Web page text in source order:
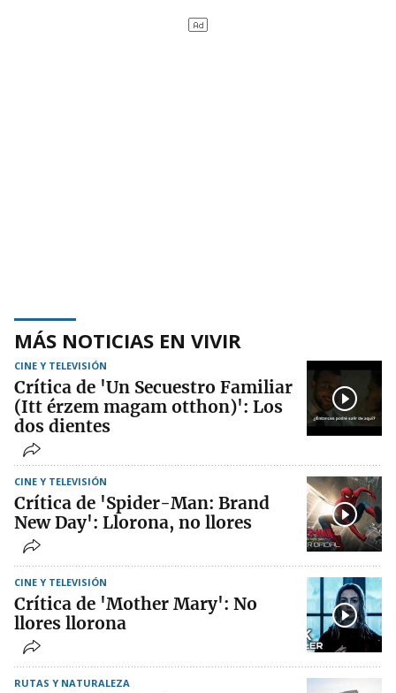
MÁS NOTICIAS EN VIVIR
CINE Y TELEVISIÓN
Crítica de 'Un Secuestro Familiar
(Itt érzem magam otthon)': Los
dos dientes
CINE Y TELEVISIÓN
Crítica de 'Spider-Man: Brand
New Day': Llorona, no llores
CINE Y TELEVISIÓN
Crítica de 'Mother Mary': No
llores llorona
RUTAS Y NATURALEZA